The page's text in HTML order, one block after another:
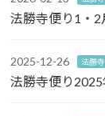
法勝寺便り1・2
2025-12-26 法勝
法勝寺便り